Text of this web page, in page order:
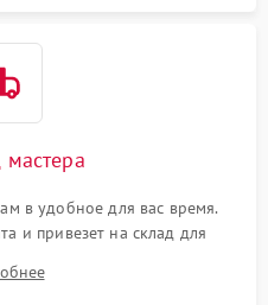
в удобное для вас время.
и привезет на склад для